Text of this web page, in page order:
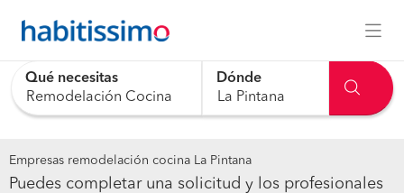
Qué necesitas Dónde
Empresas remodelación cocina La Pintana
Puedes completar una solicitud y los profesionales